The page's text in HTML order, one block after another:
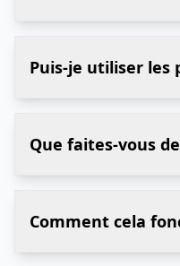
Puis-je utiliser les
Que faites-vous
Comment cela